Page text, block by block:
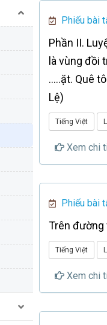
Phiếu bài
Phần II.
là vùng đồi
.....ặt. Quê
Lệ)
Tiếng Việt
Xem chi
Phiếu bài
Trên đường
Tiếng Việt
Xem chi